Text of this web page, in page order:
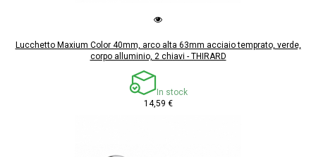
Lucchetto Maxium Color 40mm, arco alta 63mm acciaio temprato, verde,
corpo alluminio, 2 chiavi - THIRARD
In stock
14,59 €